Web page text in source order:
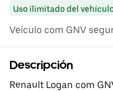
Uso ilimitado del
Veículo com GNV
Descripción
Renault Logan com